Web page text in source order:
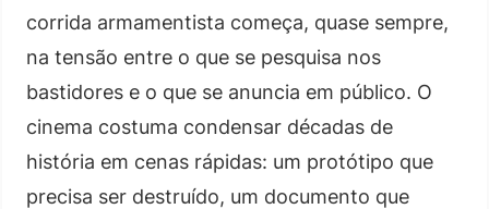
corrida armamentista começa, quase sempre,
na tensão entre o que se pesquisa nos
bastidores e o que se anuncia em público. O
cinema costuma condensar décadas de
história em cenas rápidas: um protótipo que
precisa ser destruído, um documento que